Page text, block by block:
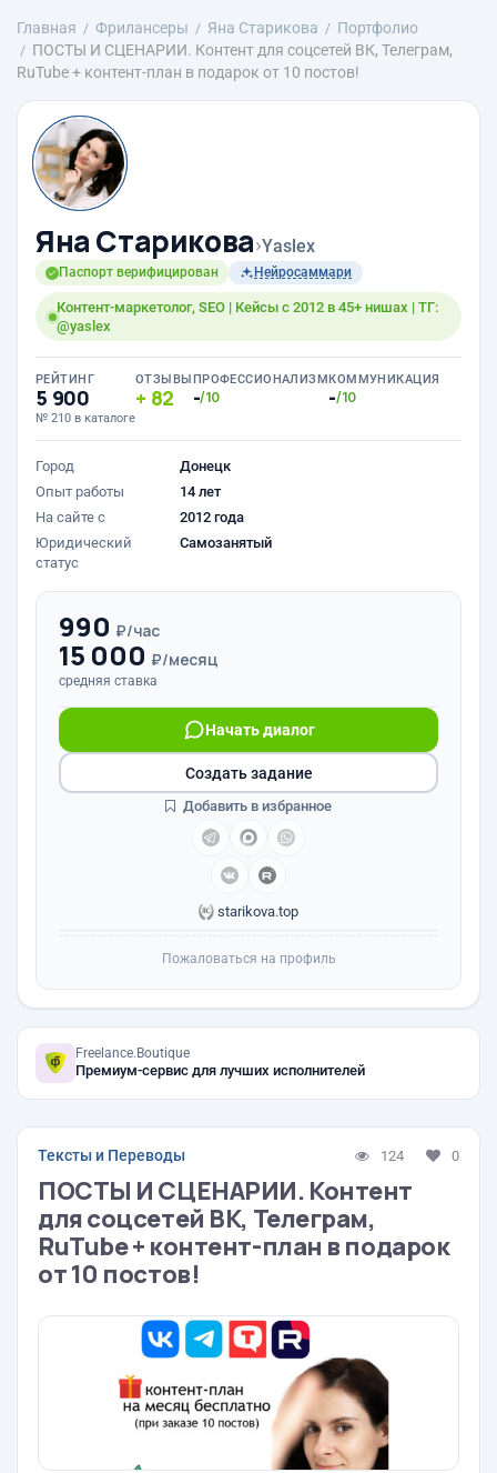
Главная Фрилансеры Яна Старикова
Портфолио
ПОСТЫ И СЦЕНАРИИ. Контент для соцсетей ВК, Телеграм,
RuTube + контент-план в подарок от 10 постов!
Яна Старикова›Yaslex
Паспорт верифицирован Нейросаммари
Контент-маркетолог, SEO | Кейсы с 2012 в 45+ нишах | ТГ:
@yaslex
РЕЙТИНГ
5 900
№ 210 в каталоге
ОТЗЫВЫ
82
ПРОФЕССИОНАЛИЗМ
-/10
КОММУНИКАЦИЯ
-/10
Город
Донецк
Опыт работы
14 лет
На сайте с
2012 года
Юридический
статус
Самозанятый
990 ₽/час
15 000 ₽/месяц
средняя ставка
Начать диалог
starikova.top
Создать задание
Добавить в избранное
Пожаловаться на профиль
Freelance.Boutique
Премиум-сервис для лучших исполнителей
Тексты и Переводы 124 0
ПОСТЫ И СЦЕНАРИИ. Контент
для соцсетей ВК, Телеграм,
RuTube + контент-план в подарок
от 10 постов!